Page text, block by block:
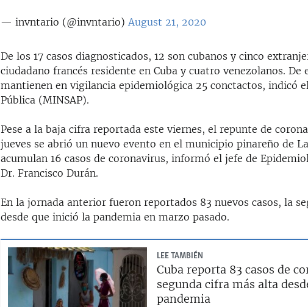
— invntario (@invntario)August 21, 2020
De los 17 casos diagnosticados, 12 son cubanos y cinco
ciudadano francés residente en Cuba y cuatro venezolanos. De
mantienen en vigilancia epidemiológica 25 conctactos, indicó
Pública (MINSAP).
Pese a la baja cifra reportada este viernes, el repunte de
jueves se abrió un nuevo evento en el municipio pinareño de
acumulan 16 casos de coronavirus, informó el jefe de
Dr. Francisco Durán.
En la jornada anterior fueron reportados 83 nuevos casos, la
desde que inició la pandemia en marzo pasado.
LEE TAMBIÉN
Cuba reporta 83 casos de
segunda cifra más alta
pandemia